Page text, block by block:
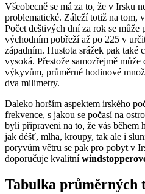
Všeobecně se má za to, že v Irsku
problematické. Záleží totiž na tom,
Počet deštivých dní za rok se může
východním pobřeží až po 225 v
západním. Hustota srážek pak také
vysoká. Přestože samozřejmě
výkyvům, průměrné hodinové
dva milimetry.
Daleko horším aspektem irského
frekvence, s jakou se počasí na
byli připraveni na to, že vás během
jak déšť, mlha, kroupy, tak ale i
poryvům větru se pak pro pobyt v
doporučuje kvalitní
Tabulka průměrných